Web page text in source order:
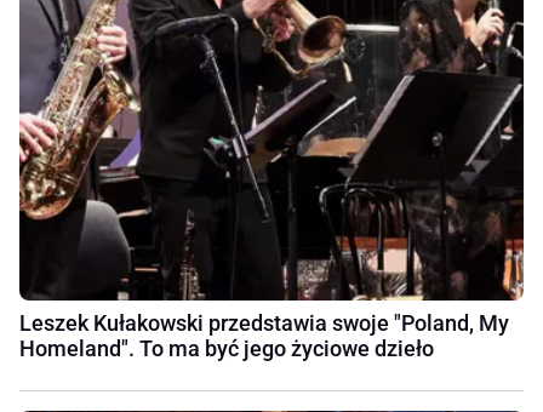
Leszek Kułakowski przedstawia swoje "Poland, My
Homeland". To ma być jego życiowe dzieło